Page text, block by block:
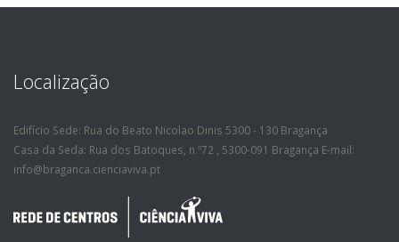
Localização
Edifício Sede: Rua do Beato Nicolao Dinis 5300 - 130 Bragança
Casa da Seda: Rua dos Batoques, n.º72 , 5300-091 Bragança E-mail:
info@braganca.cienciaviva.pt